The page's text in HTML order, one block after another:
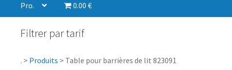
Pro. 0.00 €
Filtrer par tarif
. > Produits > Table pour barrières de lit 823091